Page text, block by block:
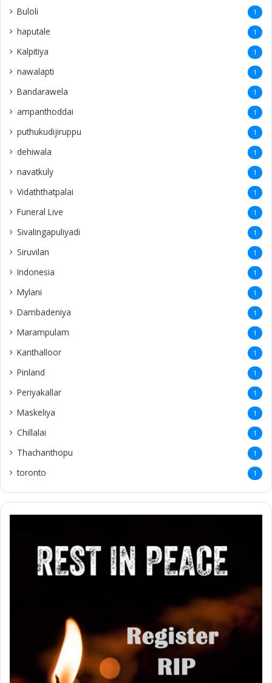
Buloli 1
haputale 1
Kalpitiya 1
nawalapti 1
Bandarawela 1
ampanthoddai 1
puthukudijiruppu 1
dehiwala 1
navatkuly 1
Vidaththatpalai 1
Funeral Live 1
Sivalingapuliyadi 1
Siruvilan 1
Indonesia 1
Mylani 1
Dambadeniya 1
Marampulam 1
Kanthalloor 1
Pinland 1
Periyakallar 1
Maskeliya 1
Chillalai 1
Thachanthopu 1
toronto 1